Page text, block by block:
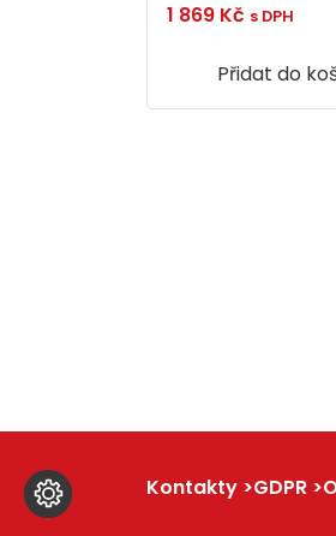
1 869 Kč s DPH
Přidat do
Kontakty GDPR